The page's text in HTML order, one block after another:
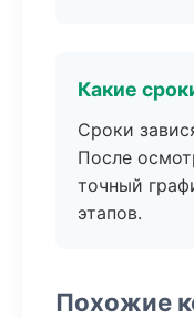
Какие
Сроки
После
точный
этапов.
Похожие